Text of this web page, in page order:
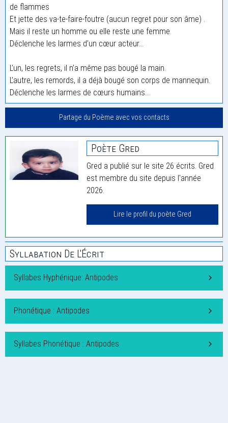
de flammes
Et jette des va-te-faire-foutre (aucun regret pour son âme) .
Mais il reste un homme ou elle reste une femme.
Déclenche les larmes d’un cœur acteur…
L’un, les regrets, il n’a même pas bougé la main.
L’autre, les remords, il a déjà bougé son corps de mannequin.
Déclenche les larmes de cœurs humains…
Partage du Poème avec vos contacts
Poète Gred
Gred a publié sur le site 26 écrits. Gred
est membre du site depuis l'année
2026.
Lire le profil du poète Gred
Syllabation De L'Écrit
Syllabes Hyphénique: Antipodes
Phonétique : Antipodes
Syllabes Phonétique : Antipodes